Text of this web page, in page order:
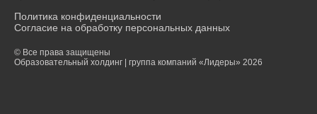
Политика конфиденциальности
Согласие на обработку персональных данных
© Все права защищены
Образовательный холдинг | группа компаний «Лидеры» 2026